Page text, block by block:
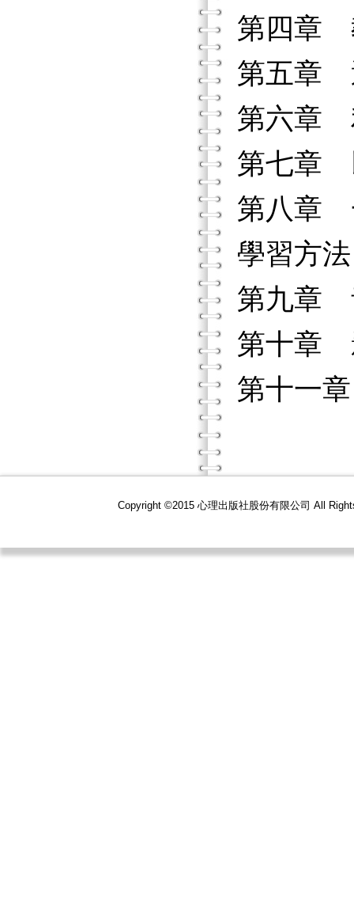
第四章
第五章
第六章
第七章
第八章
學習方法
第九章
第十章
第十一
Copyright ©2015 心理出版社股份有限公司 All